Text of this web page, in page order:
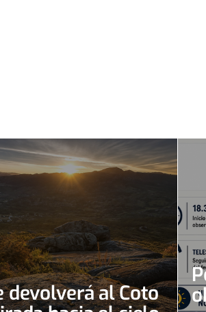
devolverá al Coto